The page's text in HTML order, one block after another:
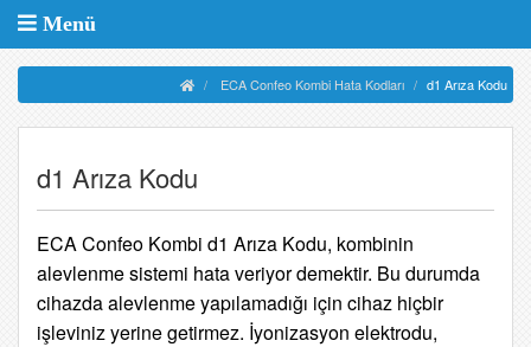
Menü
ECA Confeo Kombi Hata Kodları d1 Arıza Kodu
d1 Arıza Kodu
ECA Confeo Kombi d1 Arıza Kodu, kombinin
alevlenme sistemi hata veriyor demektir. Bu durumda
cihazda alevlenme yapılamadığı için cihaz hiçbir
işleviniz yerine getirmez. İyonizasyon elektrodu,